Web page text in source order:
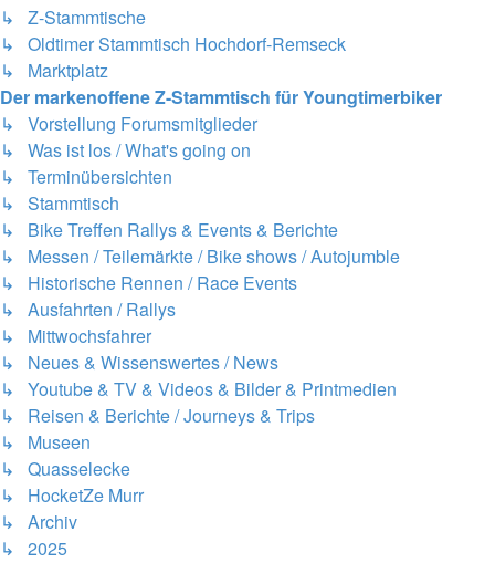
↳ Z-Stammtische
↳ Oldtimer Stammtisch Hochdorf-Remseck
↳ Marktplatz
Der markenoffene Z-Stammtisch für Youngtimerbiker
↳ Vorstellung Forumsmitglieder
↳ Was ist los / What's going on
↳ Terminübersichten
↳ Stammtisch
↳ Bike Treffen Rallys & Events & Berichte
↳ Messen / Teilemärkte / Bike shows / Autojumble
↳ Historische Rennen / Race Events
↳ Ausfahrten / Rallys
↳ Mittwochsfahrer
↳ Neues & Wissenswertes / News
↳ Youtube & TV & Videos & Bilder & Printmedien
↳ Reisen & Berichte / Journeys & Trips
↳ Museen
↳ Quasselecke
↳ HocketZe Murr
↳ Archiv
↳ 2025